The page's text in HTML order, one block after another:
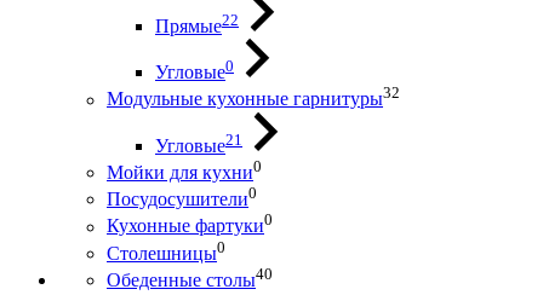
Прямые22
Угловые0
Модульные кухонные гарнитуры32
Угловые21
Мойки для кухни0
Посудосушители0
Кухонные фартуки0
Столешницы0
Обеденные столы40